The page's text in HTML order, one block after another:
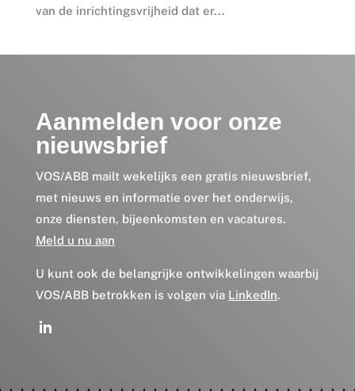
van de inrichtingsvrijheid dat er...
Aanmelden voor onze
nieuwsbrief
VOS/ABB mailt wekelijks een gratis nieuwsbrief,
met nieuws en informatie over het onderwijs,
onze diensten, bijeenkomsten en vacatures.
Meld u nu aan
U kunt ook de belangrijke ontwikkelingen waarbij
VOS/ABB betrokken is volgen via LinkedIn.